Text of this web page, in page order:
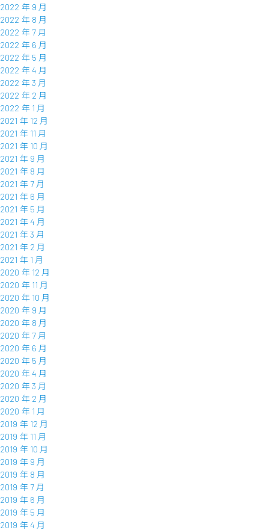
2022 年 9 月
2022 年 8 月
2022 年 7 月
2022 年 6 月
2022 年 5 月
2022 年 4 月
2022 年 3 月
2022 年 2 月
2022 年 1 月
2021 年 12 月
2021 年 11 月
2021 年 10 月
2021 年 9 月
2021 年 8 月
2021 年 7 月
2021 年 6 月
2021 年 5 月
2021 年 4 月
2021 年 3 月
2021 年 2 月
2021 年 1 月
2020 年 12 月
2020 年 11 月
2020 年 10 月
2020 年 9 月
2020 年 8 月
2020 年 7 月
2020 年 6 月
2020 年 5 月
2020 年 4 月
2020 年 3 月
2020 年 2 月
2020 年 1 月
2019 年 12 月
2019 年 11 月
2019 年 10 月
2019 年 9 月
2019 年 8 月
2019 年 7 月
2019 年 6 月
2019 年 5 月
2019 年 4 月